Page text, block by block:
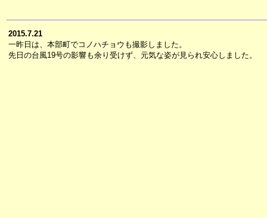
2015.7.21
一昨日は、本部町でコノハチョウも撮影しました。
先日の台風19号の影響も余り受けず、元気な姿が見られ安心しました。